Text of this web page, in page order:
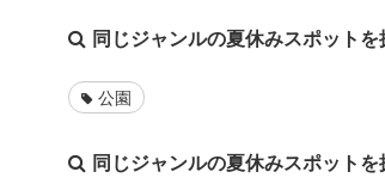
同じジャンルの夏休みスポットを
公園
同じジャンルの夏休みスポットを